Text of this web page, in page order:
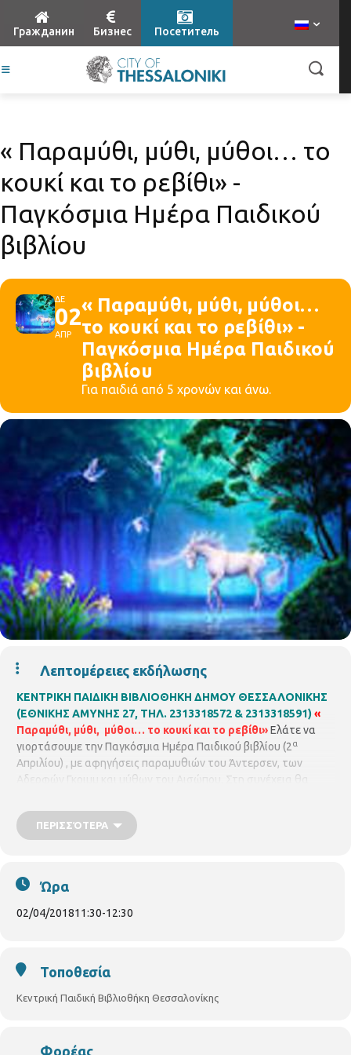
Гражданин Бизнес Посетитель
« Παραμύθι, μύθι, μύθοι… το
κουκί και το ρεβίθι» -
Παγκόσμια Ημέρα Παιδικού
βιβλίου
ΔΕ
02
ΑΠΡ
« Παραμύθι, μύθι, μύθοι…
το κουκί και το ρεβίθι» -
Παγκόσμια Ημέρα Παιδικού
βιβλίου
Για παιδιά από 5 χρονών και άνω.
Λεπτομέρειες εκδήλωσης
ΚΕΝΤΡΙΚΗ ΠΑΙΔΙΚΗ ΒΙΒΛΙΟΘΗΚΗ ΔΗΜΟΥ ΘΕΣΣΑΛΟΝΙΚΗΣ
(ΕΘΝΙΚΗΣ ΑΜΥΝΗΣ 27, ΤΗΛ. 2313318572 & 2313318591)«
Παραμύθι, μύθι, μύθοι… το κουκί και το ρεβίθι»Ελάτε να
γιορτάσουμε την Παγκόσμια Ημέρα Παιδικού βιβλίου (2α
Απριλίου) , με αφηγήσεις παραμυθιών του Άντερσεν, των
Αδερφών Γκριμμ και μύθων του Αισώπου. Στη συνέχεια θα
υλικά. Με τον Νηπιαγωγό
χρονών και άνω.Μ. Δευτέρα
ΠΕΡΙΣΣΌΤΕΡΑ
Ώρα
02/04/201811:30-12:30
Τοποθεσία
Κεντρική Παιδική Βιβλιοθήκη Θεσσαλονίκης
Φορέας